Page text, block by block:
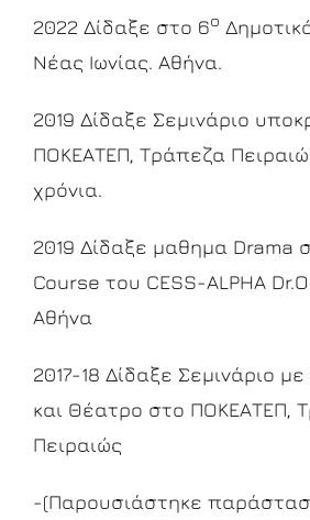
2022 Δίδαξε στο 6ο
Νέας Ιωνίας. Αθήνα.
2019 Δίδαξε Σεμινάριο
ΠΟΚΕΑΤΕΠ, Τράπεζα
χρόνια.
2019 Δίδαξε μαθημα Drama
Course του CESS-ALPHA
Αθήνα
2017-18 Δίδαξε Σεμινάριο
και Θέατρο στο ΠΟΚΕΑΤΕΠ,
Πειραιώς
-(Παρουσιάστηκε